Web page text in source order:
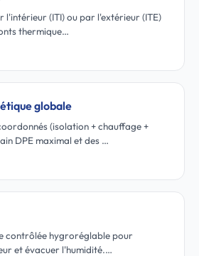
l'intérieur (ITI) ou par l'extérieur (ITE)
thermique…
globale
(isolation + chauffage +
DPE maximal et des …
contrôlée hygroréglable pour
et évacuer l'humidité.…